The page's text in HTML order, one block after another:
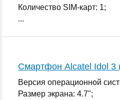
Количество SIM-карт: 1;
...
Смартфон Alcatel Idol 3
Версия операционной
Размер экрана: 4.7";